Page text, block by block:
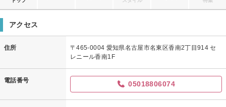
アクセス
住所
〒465-0004 愛知県名古屋市名東区香南2丁目914 セ
レニール香南1F
電話番号 05018806074